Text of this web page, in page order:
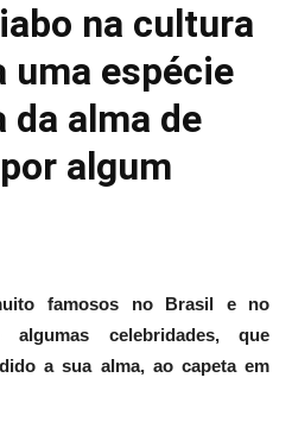
na cultura
uma espécie
da alma de
algum
famosos no Brasil e no
celebridades, que
a sua alma, ao capeta em